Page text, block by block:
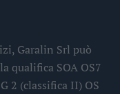
Garalin Srl può
qualifica SOA OS7
2 (classifica II) OS